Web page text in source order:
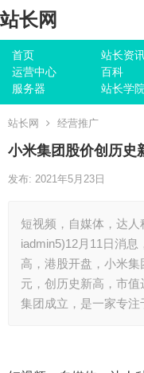
站长网
首页 站长资
运营中心
百科
服务器
站长学院
站长网 经营推广
小米集团股价创历史
发布: 2021年5月23日
短视频，自媒体，达人
iadmin5)12月11日消
高，港股开盘，小米
元，创历史新高，市值
集团成立，是一家专